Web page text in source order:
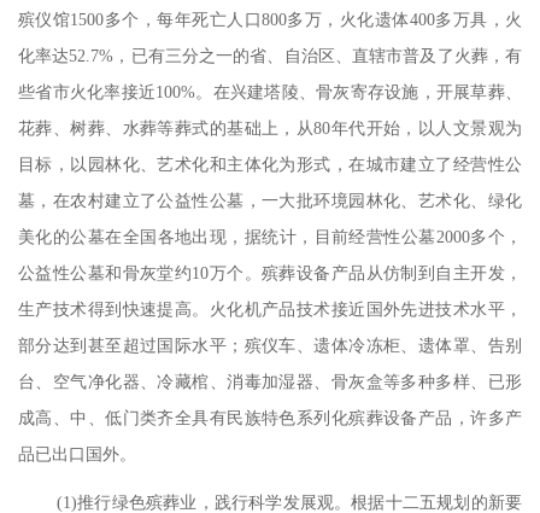
殡仪馆1500多个，每年死亡人口800多万，火化遗体400多万具，火
化率达52.7% ，已有三分之一的省、自治区、直辖市普及了火葬，有
些省市火化率接近100%。在兴建塔陵、骨灰寄存设施，开展草葬、
花葬、树葬、水葬等葬式的基础上，从80年代开始，以人文景观为
目标，以园林化、艺术化和主体化为形式，在城市建立了经营性公
墓，在农村建立了公益性公墓，一大批环境园林化、艺术化、绿化
美化的公墓在全国各地出现，据统计，目前经营性公墓2000多个，
公益性公墓和骨灰堂约10万个。殡葬设备产品从仿制到自主开发，
生产技术得到快速提高。火化机产品技术接近国外先进技术水平，
部分达到甚至超过国际水平；殡仪车、遗体冷冻柜、遗体罩、告别
台、空气净化器、冷藏棺、消毒加湿器、骨灰盒等多种多样、已形
成高、中、低门类齐全具有民族特色系列化殡葬设备产品，许多产
品已出口国外。
(1)推行绿色殡葬业，践行科学发展观。根据十二五规划的新要